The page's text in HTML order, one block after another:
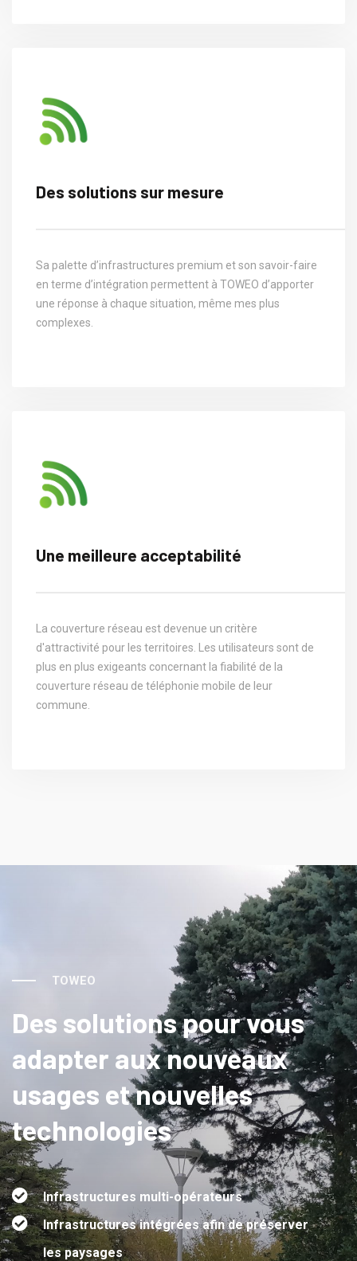
Des solutions sur mesure
Sa palette d’infrastructures premium et son savoir-faire
en terme d’intégration permettent à TOWEO d’apporter
une réponse à chaque situation, même mes plus
complexes.
Une meilleure acceptabilité
La couverture réseau est devenue un critère
d'attractivité pour les territoires. Les utilisateurs sont de
plus en plus exigeants concernant la fiabilité de la
couverture réseau de téléphonie mobile de leur
commune.
TOWEO
Des solutions pour vous
adapter aux nouveaux
usages et nouvelles
technologies
Infrastructures multi-opérateurs
Infrastructures intégrées afin de préserver
les paysages